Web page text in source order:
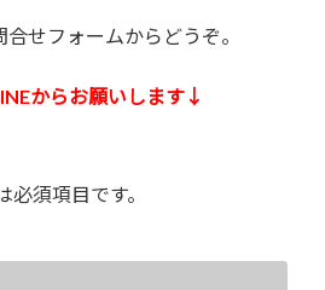
せフォームからどうぞ。
からお願いします↓
須項目です。